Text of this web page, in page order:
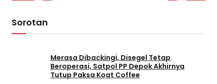
Sorotan
Merasa Dibackingi, Disegel Tetap
Beroperasi, Satpol PP Depok Akhirnya
Tutup Paksa Koat Coffee